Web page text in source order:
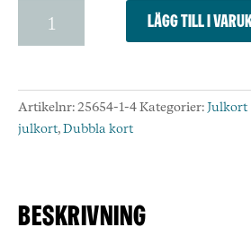
jul.
med
8
stycken
mängd
Lägg till i
Artikelnr:25654-1-4Kategorier: Julkort
julkort,Dubbla kort
Beskrivning